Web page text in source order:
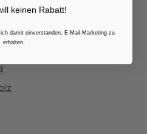
keinen Rabatt!
damit einverstanden, E-Mail-Marketing zu
erhalten.